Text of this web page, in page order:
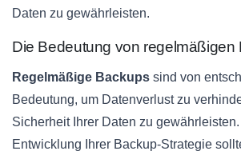
Daten zu gewährleisten.
Die Bedeutung von regelmäßigen
Regelmäßige Backups sind von
Bedeutung, um Datenverlust zu
Sicherheit Ihrer Daten zu
Entwicklung Ihrer Backup-Strategie